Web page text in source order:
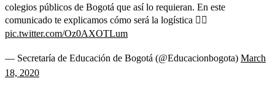
colegios públicos de Bogotá que así lo requieran. En este
comunicado te explicamos cómo será la logística 👇🏽
pic.twitter.com/Oz0AXOTLum
— Secretaría de Educación de Bogotá (@Educacionbogota) March
18, 2020